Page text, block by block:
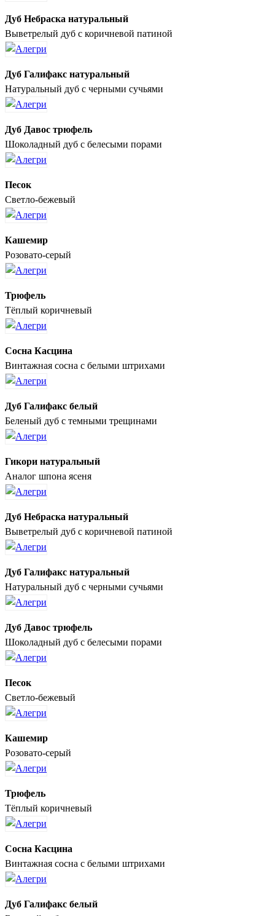
Дуб Небраска натуральный
Выветрелый дуб с коричневой патиной
Дуб Галифакс натуральный
Натуральный дуб с черными сучьями
Дуб Давос трюфель
Шоколадный дуб с белесыми порами
Песок
Светло-бежевый
Кашемир
Розовато-серый
Трюфель
Тёплый коричневый
Сосна Касцина
Винтажная сосна с белыми штрихами
Дуб Галифакс белый
Беленый дуб с темными трещинами
Гикори натуральный
Аналог шпона ясеня
Дуб Небраска натуральный
Выветрелый дуб с коричневой патиной
Дуб Галифакс натуральный
Натуральный дуб с черными сучьями
Дуб Давос трюфель
Шоколадный дуб с белесыми порами
Песок
Светло-бежевый
Кашемир
Розовато-серый
Трюфель
Тёплый коричневый
Сосна Касцина
Винтажная сосна с белыми штрихами
Дуб Галифакс белый